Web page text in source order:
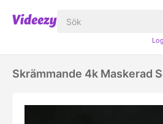
Skrämmande 4k Maskerad